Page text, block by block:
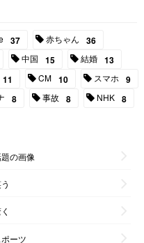
37 赤ちゃん 36
中国 15 結婚 13
11 CM 10 スマホ 9
8 事故 8 NHK 8
の画像
ポーツ